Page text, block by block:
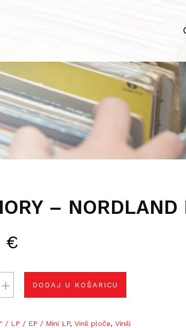
– NORDLAND
€
DODAJ U KOŠARICU
/ LP / EP / Mini LP,Vinil ploče,Vinili